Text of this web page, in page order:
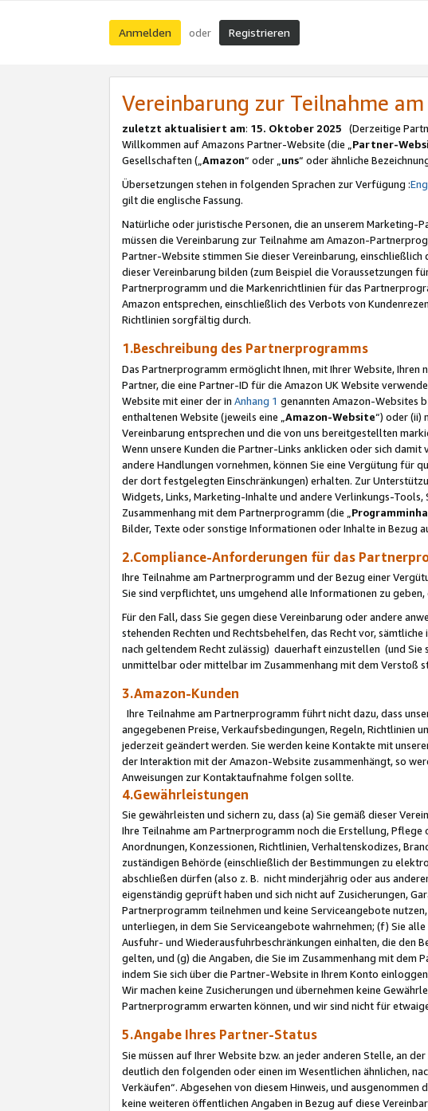
Anmelden oder Registrieren
Vereinbarung zur Teilnahme
zuletzt aktualisiert am: 15. Oktober 2025 (Derzeitige
Willkommen auf Amazons Partner-Website (die „Partner-
Gesellschaften („Amazon“ oder „uns“ oder ähnliche
Übersetzungen stehen in folgenden Sprachen zur Verfügung :
gilt die englische Fassung.
Natürliche oder juristische Personen, die an unserem Marketing-
müssen die Vereinbarung zur Teilnahme am Amazon-
Partner-Website stimmen Sie dieser Vereinbarung, einschließlich
dieser Vereinbarung bilden (zum Beispiel die Voraussetzungen
Partnerprogramm und die Markenrichtlinien für das
Amazon entsprechen, einschließlich des Verbots von
Richtlinien sorgfältig durch.
1.Beschreibung des Partnerprogramms
Das Partnerprogramm ermöglicht Ihnen, mit Ihrer Website,
Partner, die eine Partner-ID für die Amazon UK Website
Website mit einer der in Anhang 1 genannten Amazon-Websites
enthaltenen Website (jeweils eine „ Amazon-Website“) oder (ii)
Vereinbarung entsprechen und die von uns bereitgestellten
Wenn unsere Kunden die Partner-Links anklicken oder sich
andere Handlungen vornehmen, können Sie eine Vergütung für
der dort festgelegten Einschränkungen) erhalten. Zur
Widgets, Links, Marketing-Inhalte und andere Verlinkungs-
Zusammenhang mit dem Partnerprogramm (die „
Bilder, Texte oder sonstige Informationen oder Inhalte in Bezug
2.Compliance-Anforderungen für das
Ihre Teilnahme am Partnerprogramm und der Bezug einer
Sie sind verpflichtet, uns umgehend alle Informationen zu
Für den Fall, dass Sie gegen diese Vereinbarung oder andere
stehenden Rechten und Rechtsbehelfen, das Recht vor,
nach geltendem Recht zulässig) dauerhaft einzustellen (und Sie
unmittelbar oder mittelbar im Zusammenhang mit dem Verstoß
3.Amazon-Kunden
Ihre Teilnahme am Partnerprogramm führt nicht dazu, dass
angegebenen Preise, Verkaufsbedingungen, Regeln, Richtlinien
jederzeit geändert werden. Sie werden keine Kontakte mit
der Interaktion mit der Amazon-Website zusammenhängt, so
Anweisungen zur Kontaktaufnahme folgen sollte.
4.Gewährleistungen
Sie gewährleisten und sichern zu, dass (a) Sie gemäß dieser
Ihre Teilnahme am Partnerprogramm noch die Erstellung,
Anordnungen, Konzessionen, Richtlinien, Verhaltenskodizes,
zuständigen Behörde (einschließlich der Bestimmungen zu
abschließen dürfen (also z. B. nicht minderjährig oder aus
eigenständig geprüft haben und sich nicht auf Zusicherungen,
Partnerprogramm teilnehmen und keine Serviceangebote
unterliegen, in dem Sie Serviceangebote wahrnehmen; (f) Sie
Ausfuhr- und Wiederausfuhrbeschränkungen einhalten, die den
gelten, und (g) die Angaben, die Sie im Zusammenhang mit
indem Sie sich über die Partner-Website in Ihrem Konto
Wir machen keine Zusicherungen und übernehmen keine
Partnerprogramm erwarten können, und wir sind nicht für
5.Angabe Ihres Partner-Status
Sie müssen auf Ihrer Website bzw. an jeder anderen Stelle, an
deutlich den folgenden oder einen im Wesentlichen ähnlichen,
Verkäufen“. Abgesehen von diesem Hinweis, und
keine weiteren öffentlichen Angaben in Bezug auf diese